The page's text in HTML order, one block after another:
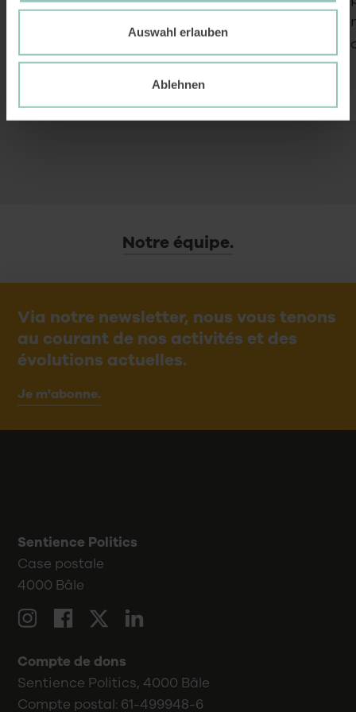
Auswahl erlauben
Ablehnen
également eu lieu.
Notre équipe.
Via notre newsletter, nous vous tenons
au courant de nos activités et des
évolutions actuelles.
Je m'abonne.
Sentience Politics
Case postale
4000 Bâle
Compte de dons
Sentience Politics, 4000 Bâle
Compte postal: 61-499948-6